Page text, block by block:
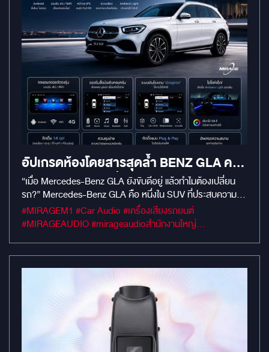
โดยสาร Bentley ให้ล้ำสมัยราวกับโรงภาพยนตร์และเลานจ์ส่วน
อัปเกรดห้องโดยสารสุดล้ำ BENZ GLA ครบ
จบ ใน ชุดเดียว เปลี่ยนทุกการเดินทางพิเศษ
ยิ่งขึ้น
“เมื่อ Mercedes-Benz GLA ยังขับดีอยู่ แล้วทำไมต้องเปลี่ยน
รถ?” Mercedes-Benz GLA คือ หนึ่งใน SUV ที่ประสบความ
สำเร็จที่สุดของ Mercedes-Benz ด้วยความคล่องตัว ขนาดที่
ลงตัว และดีไซน์ที่ยังคงดูดีแม้เวลาจะผ่านไปหลายปี แต่ในโลกที่ทุก
ควรพัฒนาไปพร้อมกัน MIRAGE AUDIO จึงนำเสนอการอัป
เกรดที่เปลี่ยน GLA คันเดิม ให้ก้าวสู่มาตรฐานการใช้งานยุคใหม่
บรรยากาศระดับ Premium Lounge ด้วย Ambient Light รอบ
#MIRAGEM1 #Car Audio #เครื่องเสียงรถยนต์
#MIRAGEAUDIO #mirageaudioสำนักงานใหญ่